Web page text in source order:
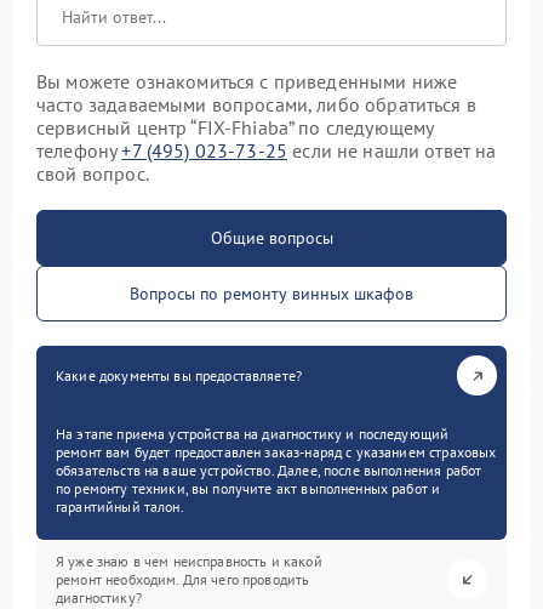
Вы можете ознакомиться с приведенными ниже
часто задаваемыми вопросами, либо обратиться в
сервисный центр “FIX-Fhiaba” по следующему
телефону+7 (495) 023-73-25 если не нашли ответ на
свой вопрос.
Общие вопросы
Вопросы по ремонту винных шкафов
Какие документы вы предоставляете?
На этапе приема устройства на диагностику и последующий
ремонт вам будет предоставлен заказ-наряд с указанием страховых
обязательств на ваше устройство. Далее, после выполнения работ
по ремонту техники, вы получите акт выполненных работ и
гарантийный талон.
Я уже знаю в чем неисправность и какой
ремонт необходим. Для чего проводить
диагностику?